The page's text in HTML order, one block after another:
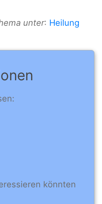
unter: Heilung
könnten